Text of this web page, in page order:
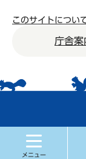
メニュー
このサイトについ
庁舎案